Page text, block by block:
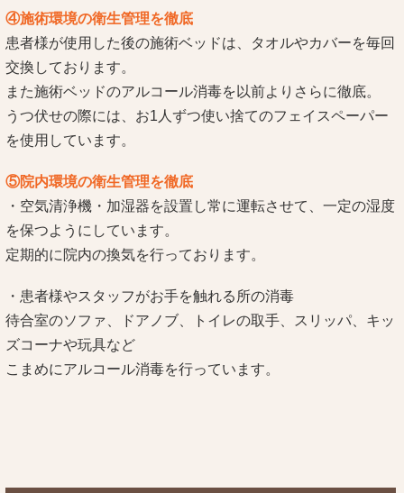
④施術環境の衛生管理を徹底
患者様が使用した後の施術ベッドは、タオルやカバーを毎回
交換しております。
また施術ベッドのアルコール消毒を以前よりさらに徹底。
うつ伏せの際には、お1人ずつ使い捨てのフェイスペーパー
を使用しています。
⑤院内環境の衛生管理を徹底
・空気清浄機・加湿器を設置し常に運転させて、一定の湿度
を保つようにしています。
定期的に院内の換気を行っております。
・患者様やスタッフがお手を触れる所の消毒
待合室のソファ、ドアノブ、トイレの取手、スリッパ、キッ
ズコーナや玩具など
こまめにアルコール消毒を行っています。